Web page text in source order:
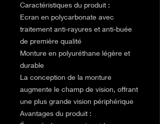
Caractéristiques du produit :
Ecran en polycarbonate avec
traitement anti-rayures et anti-buée
de première qualité
Monture en polyuréthane légère et
durable
La conception de la monture
augmente le champ de vision, offrant
une plus grande vision périphérique
Avantages du produit :